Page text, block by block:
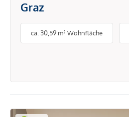
Graz
ca. 30,59 m² Wohnfläche